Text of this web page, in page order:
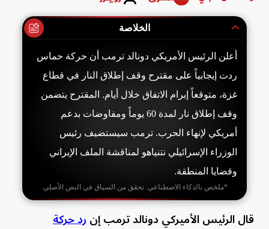
الخلاصة
أعلن الرئيس الأمريكي دونالد ترمب أن حركة حماس
ردت إيجابياً على مقترح وقف إطلاق النار في قطاع
غزة، متوقعاً إبرام الاتفاق خلال أيام. المقترح يتضمن
وقف إطلاق نار لمدة 60 يوماً ومفاوضات بدعم
أمريكي لإنهاء الحرب. ترمب سيستضيف رئيس
الوزراء الإسرائيلي نتنياهو لمناقشة الملف الإيراني
وقضايا المنطقة.
*ملخص بالذكاء الاصطناعي. تحقق من السياق في النص الأصلي.
قال الرئيس الأميركي دونالد ترمب إنرد حركة